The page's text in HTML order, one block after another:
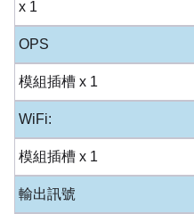
x 1
OPS
模組插槽 x 1
WiFi:
模組插槽 x 1
輸出訊號